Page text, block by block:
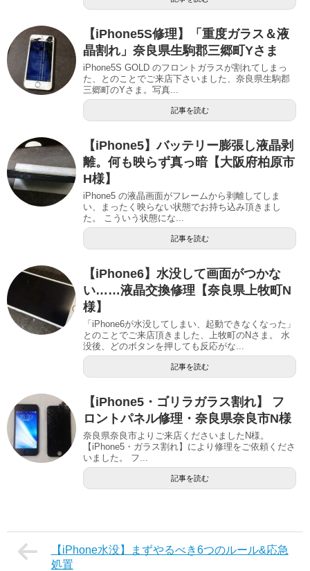
【iPhone5S修理】「重度ガラス＆液
晶割れ」奈良県生駒郡三郷町Yさま
iPhone5S GOLD のフロントガラスが割れてしまっ
た、とのことでご来店下さいました、奈良県生駒郡
三郷町のYさま。写真...
記事を読む
【iPhone5】バッテリー膨張し液晶剥
離。何も映らず真っ暗【大阪府柏原市
H様】
iPhone5 の液晶画面がフレームから剥離してしま
い、まったく映らない状態でお持ち込み頂きまし
た。 こういう状態にな...
記事を読む
【iPhone6】水没して画面がつかな
い……液晶交換修理【奈良県上牧町N
様】
「iPhone6が水没してしまい、起動できなくなった」
とのことでご来店頂きました、上牧町のNさま。 水
没後、どのボタンを押しても反応がな...
記事を読む
【iPhone5・ゴリラガラス割れ】 フ
ロントパネル修理・奈良県奈良市N様
奈良県奈良市よりご来店くださいましたN様。
【iPhone5・ガラス割れ】により修理をご依頼くださ
いました。 フ...
記事を読む
【iPhone水没】まずやるべき6つのルール&応急
処置